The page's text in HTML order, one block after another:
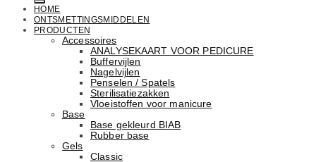
HOME
ONTSMETTINGSMIDDELEN
PRODUCTEN
Accessoires
ANALYSEKAART VOOR PEDICURE
Buffervijlen
Nagelvijlen
Penselen / Spatels
Sterilisatiezakken
Vloeistoffen voor manicure
Base
Basе gekleurd BIAB
Rubber basе
Gels
Classic